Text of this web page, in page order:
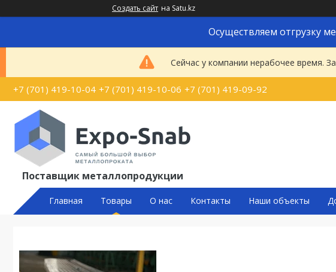
Создать сайт на Satu.kz
Осуществляем отгрузку
Сейчас у компании нерабочее время.
+7 (701) 419-10-04 +7 (701) 419-10-06 +7 (701) 419-09-92
Поставщик металлопродукции
Главная Товары О нас Контакты Наши объекты